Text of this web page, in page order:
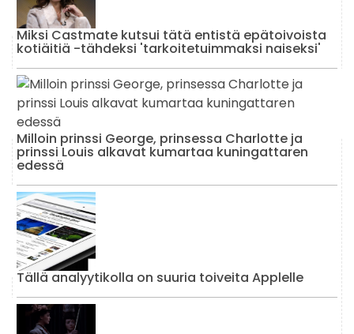
Miksi Castmate kutsui tätä entistä epätoivoista
kotiäitiä -tähdeksi 'tarkoitetuimmaksi naiseksi'
Milloin prinssi George, prinsessa Charlotte ja
prinssi Louis alkavat kumartaa kuningattaren
edessä
Tällä analyytikolla on suuria toiveita Applelle